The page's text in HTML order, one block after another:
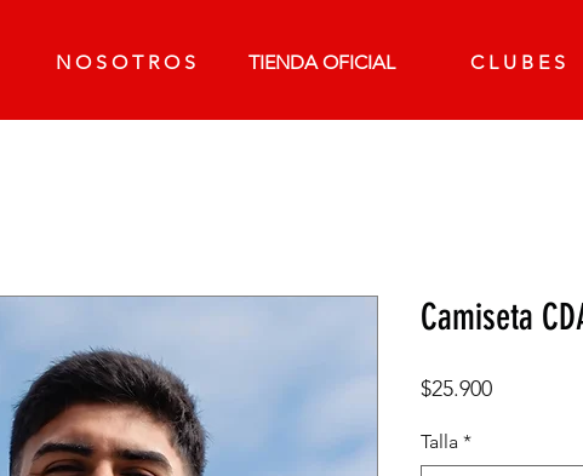
N O S O T R O S TIENDA OFICIAL C L U B E S
Camiseta
$25.900Precio
Talla *